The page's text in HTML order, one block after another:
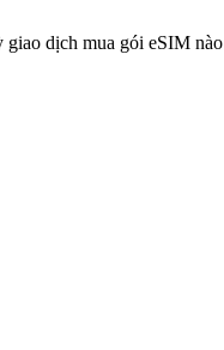
dịch mua gói eSIM nào